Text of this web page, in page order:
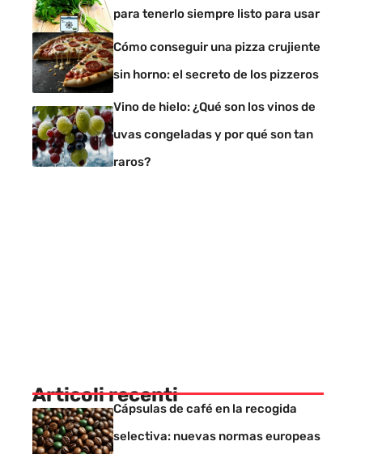
para tenerlo siempre listo para usar
Cómo conseguir una pizza crujiente
sin horno: el secreto de los pizzeros
Vino de hielo: ¿Qué son los vinos de
uvas congeladas y por qué son tan
raros?
Articoli recenti
Cápsulas de café en la recogida
selectiva: nuevas normas europeas